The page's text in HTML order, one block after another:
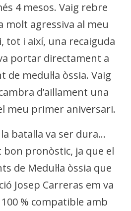
4 mesos. Vaig rebre
molt agressiva al meu
tot i així, una recaiguda
portar directament a
medul·la òssia. Vaig
d’aillament una
meu primer aniversari.
batalla va ser dura…
pronòstic, ja que el
de Medul·la òssia que
Josep Carreras em va
% compatible amb